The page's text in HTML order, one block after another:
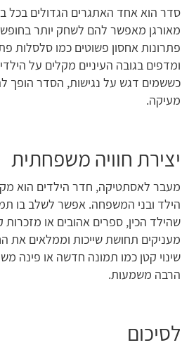
סדר הוא אחד האתגרים הגדולים בכל
מאורגן מאפשר להם לשחק יותר
פתרונות אחסון פשוטים כמו סלסלות
ומדפים בגובה העיניים מקלים על
כששמים דגש על נגישות, הסדר הופך
מעיקה.
יצירת חוויה משפחתית
מעבר לאסתטיקה, חדר הילדים הוא
הילד ובני המשפחה. אפשר לשלב בו
שהילד הכין, ספרים אהובים או
מעניקים תחושת שייכות וממלאים את
שינוי קטן כמו תמונה חדשה או פינה
הרבה משמעות.
לסיכום